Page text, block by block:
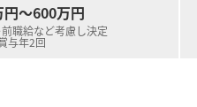
コース＞
ースを用意しており、ご自
て専門性を磨くだけではなく
～600万円
前職給など考慮し決定
与年2回